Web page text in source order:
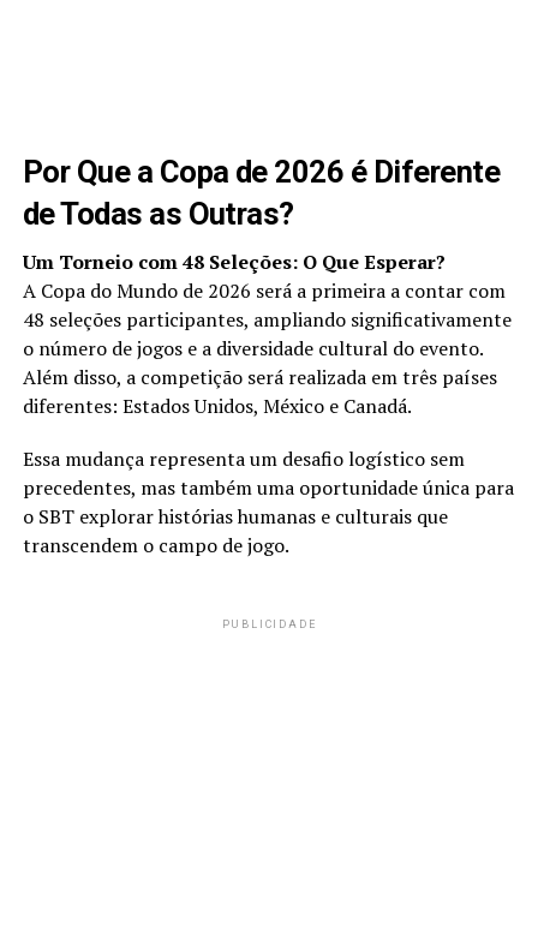
Por Que a Copa de 2026 é Diferente
de Todas as Outras?
Um Torneio com 48 Seleções: O Que Esperar?
A Copa do Mundo de 2026 será a primeira a contar com
48 seleções participantes, ampliando significativamente
o número de jogos e a diversidade cultural do evento.
Além disso, a competição será realizada em três países
diferentes: Estados Unidos, México e Canadá.
Essa mudança representa um desafio logístico sem
precedentes, mas também uma oportunidade única para
o SBT explorar histórias humanas e culturais que
transcendem o campo de jogo.
PUBLICIDADE